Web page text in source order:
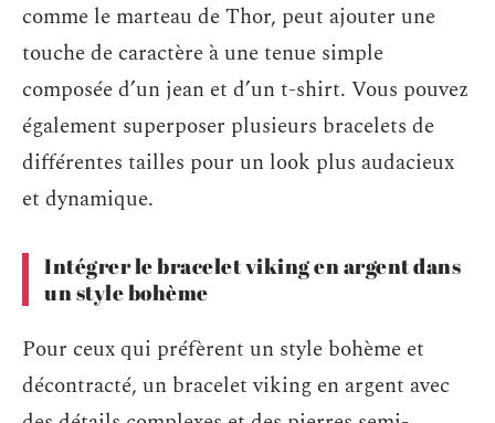
comme le marteau de Thor, peut ajouter une
touche de caractère à une tenue simple
composée d’un jean et d’un t-shirt. Vous pouvez
également superposer plusieurs bracelets de
différentes tailles pour un look plus audacieux
et dynamique.
Intégrer le bracelet viking en argent dans
un style bohème
Pour ceux qui préfèrent un style bohème et
décontracté, un bracelet viking en argent avec